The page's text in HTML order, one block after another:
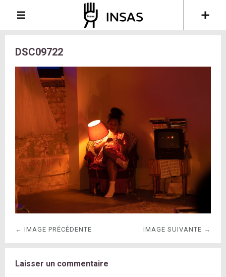
DSC09722
← IMAGE PRÉCÉDENTE IMAGE SUIVANTE →
Laisser un commentaire